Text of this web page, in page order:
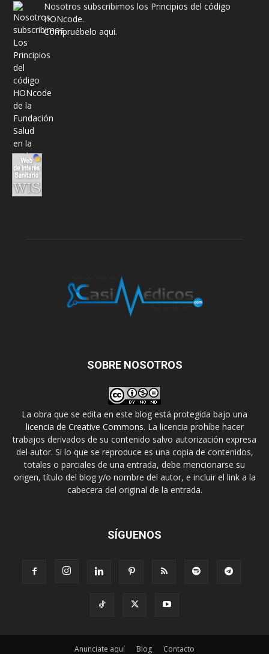
Nosotros subscribimos los Principios del código
HONcode.
Compruébelo aquí.
SOBRE NOSOTROS
La obra que se edita en este blog está protegida bajo una
licencia de Creative Commons. La licencia prohíbe hacer
trabajos derivados de su contenido salvo autorización expresa
del autor. Si lo que se reproduce es una copia de contenidos,
totales o parciales de una entrada, debe mencionarse su
origen, título del blog y/o nombre del autor, e incluir el link a la
cabecera del original de la entrada.
SÍGUENOS
Anunciate aquí Blog Contacto